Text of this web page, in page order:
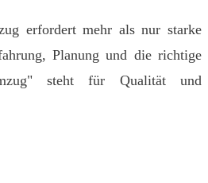
erfordert mehr als nur starke
Planung und die richtige
steht für Qualität und